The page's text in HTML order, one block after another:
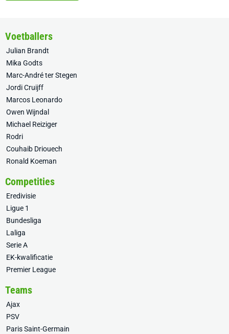
Voetballers
Julian Brandt
Mika Godts
Marc-André ter Stegen
Jordi Cruijff
Marcos Leonardo
Owen Wijndal
Michael Reiziger
Rodri
Couhaib Driouech
Ronald Koeman
Competities
Eredivisie
Ligue 1
Bundesliga
Laliga
Serie A
EK-kwalificatie
Premier League
Teams
Ajax
PSV
Paris Saint-Germain